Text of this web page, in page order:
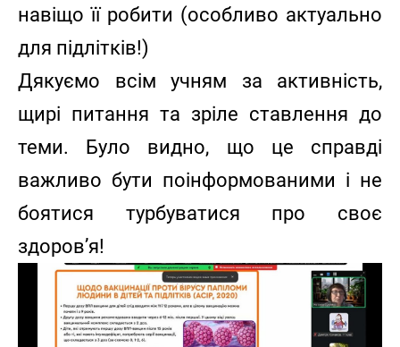
навіщо її робити (особливо актуально
для підлітків!)
Дякуємо всім учням за активність,
щирі питання та зріле ставлення до
теми. Було видно, що це справді
важливо бути поінформованими і не
боятися турбуватися про своє
здоров’я!